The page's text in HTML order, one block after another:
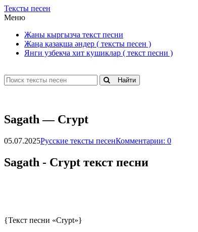
Тексты песен
Меню
Жаны кыргызча текст песни
Жаңа қазақша әндер ( тексты песен )
Янги узбекча хит кушиклар ( текст песни )
Найти
Sаgаth — Сryрt
05.07.2025Русские тексты песенКомментарии: 0
Sаgаth - Сryрt текст песни
{Текст песни «Crypt»}